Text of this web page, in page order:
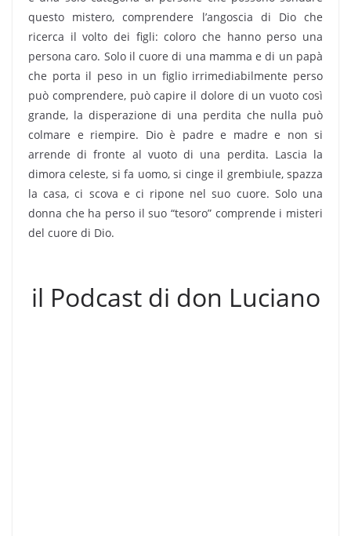
questo mistero, comprendere l’angoscia di Dio che
ricerca il volto dei figli: coloro che hanno perso una
persona caro. Solo il cuore di una mamma e di un papà
che porta il peso in un figlio irrimediabilmente perso
può comprendere, può capire il dolore di un vuoto così
grande, la disperazione di una perdita che nulla può
colmare e riempire. Dio è padre e madre e non si
arrende di fronte al vuoto di una perdita. Lascia la
dimora celeste, si fa uomo, si cinge il grembiule, spazza
la casa, ci scova e ci ripone nel suo cuore. Solo una
donna che ha perso il suo “tesoro” comprende i misteri
del cuore di Dio.
il Podcast di don Luciano